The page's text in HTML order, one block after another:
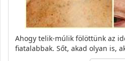
Ahogy telik-múlik fölöttünk az
fiatalabbak. Sőt, akad olyan is,